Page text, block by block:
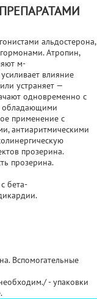
альдостерона,
Атропин,
м-
влияние
устраняет —
одновременно с
обладающими
применение с
антиаритмическими
прозерина.
прозерина.
бета-
Вспомогательные
- упаковки